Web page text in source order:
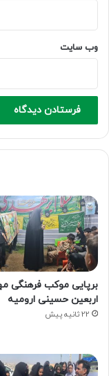
وب‌ سایت
برپایی موکب فرهنگی
اربعین حسینی ارومیه
22 ثانیه پیش